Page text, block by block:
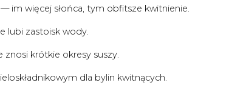
im więcej słońca, tym obfitsze kwitnienie.
lubi zastoisk wody.
znosi krótkie okresy suszy.
dla bylin kwitnących.